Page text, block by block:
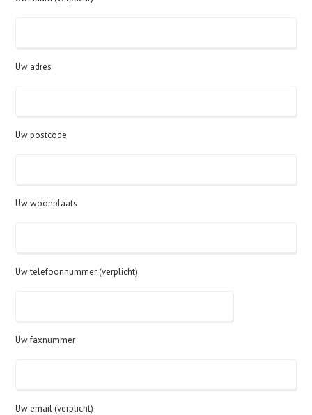
Uw adres
Uw postcode
Uw woonplaats
Uw telefoonnummer (verplicht)
Uw faxnummer
Uw email (verplicht)